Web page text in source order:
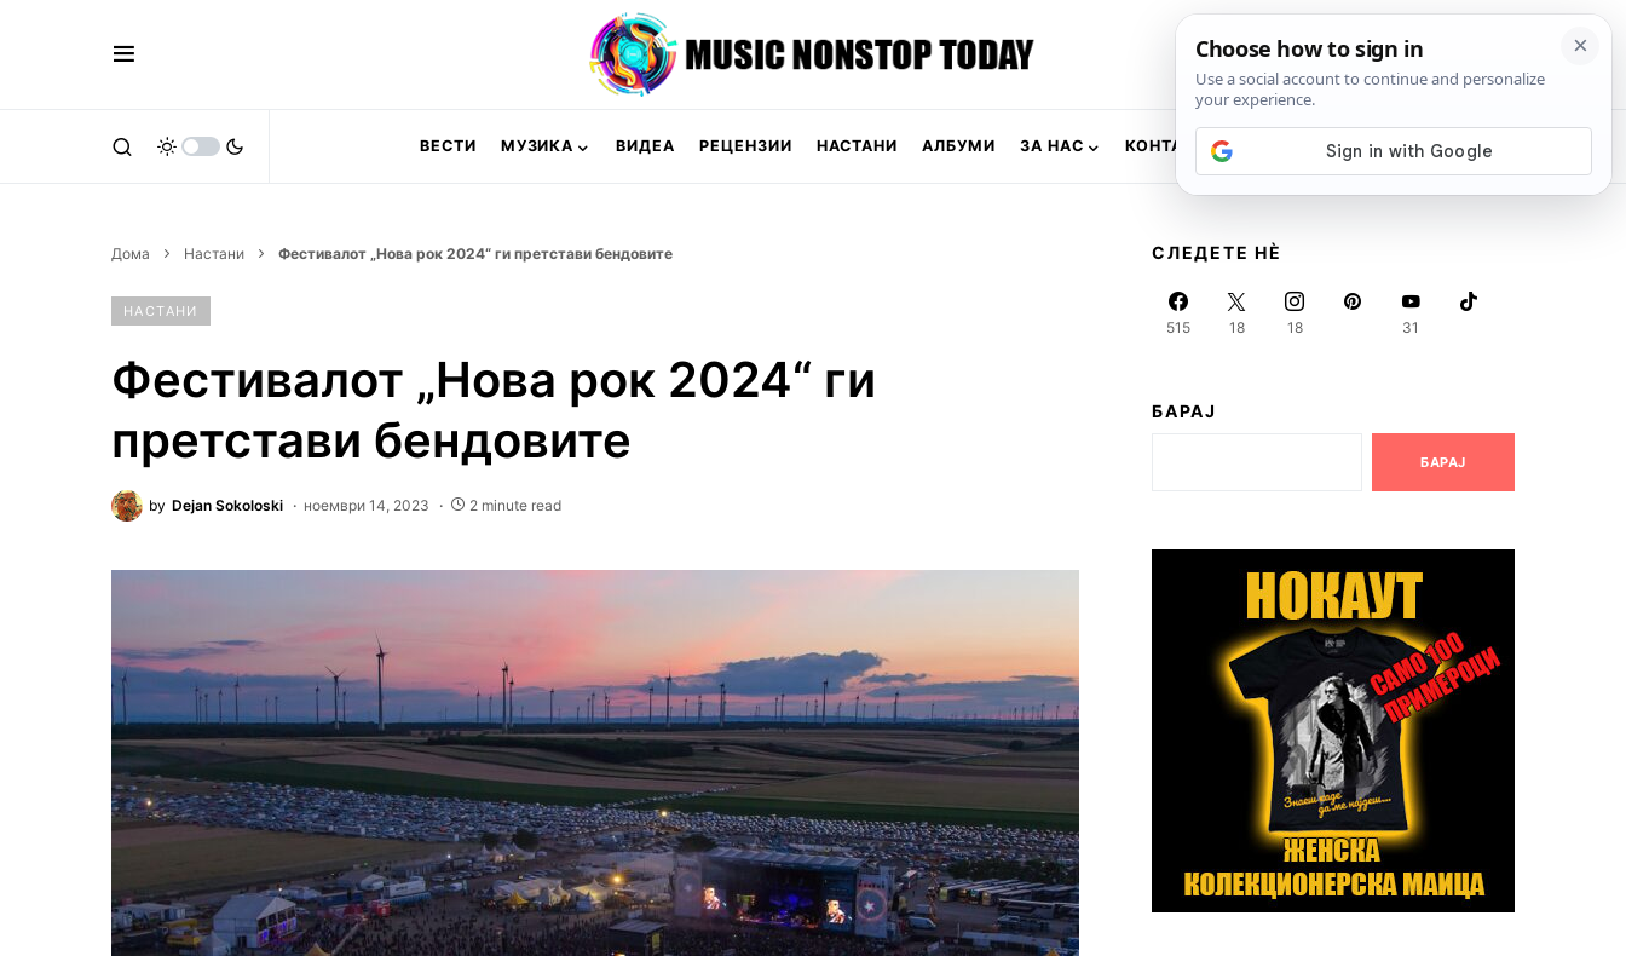
ВЕСТИ МУЗИКА ВИДЕА РЕЦЕНЗИИ НАСТАНИ АЛБУМИ ЗА НАС КОНТАКТ NEWSLETTER
Дома Настани Фестивалот „Нова рок 2024“ ги претстави бендовите
НАСТАНИ
Фестивалот „Нова рок 2024“ ги
претстави бендовите
by Dejan Sokoloski ноември 14, 2023 2 minute read
СЛЕДЕТЕ НЀ
515 18 18 31
БАРАЈ
БАРАЈ